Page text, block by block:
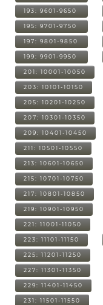
193: 9601-9650
195: 9701-9750
197: 9801-9850
199: 9901-9950
201: 10001-10050
203: 10101-10150
205: 10201-10250
207: 10301-10350
209: 10401-10450
211: 10501-10550
213: 10601-10650
215: 10701-10750
217: 10801-10850
219: 10901-10950
221: 11001-11050
223: 11101-11150
225: 11201-11250
227: 11301-11350
229: 11401-11450
231: 11501-11550